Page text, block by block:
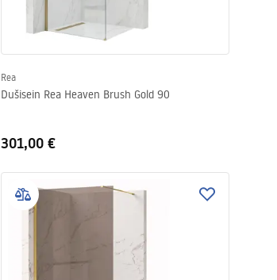
Rea
Dušisein Rea Heaven Brush Gold 90
301,00 €